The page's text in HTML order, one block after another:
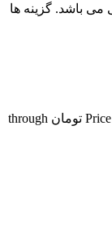
می باشد. گزینه ها
Price range: 599,000 تومان through